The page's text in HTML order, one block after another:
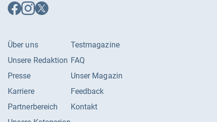
Auf
Facebook
Auf
Instagram
Auf
X
Über uns
Unsere Redaktion
Presse
Karriere
Partnerbereich
Testmagazine
FAQ
Unser Magazin
Feedback
Kontakt